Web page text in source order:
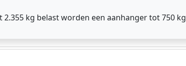
kg belast worden een aanhanger tot 750 kg